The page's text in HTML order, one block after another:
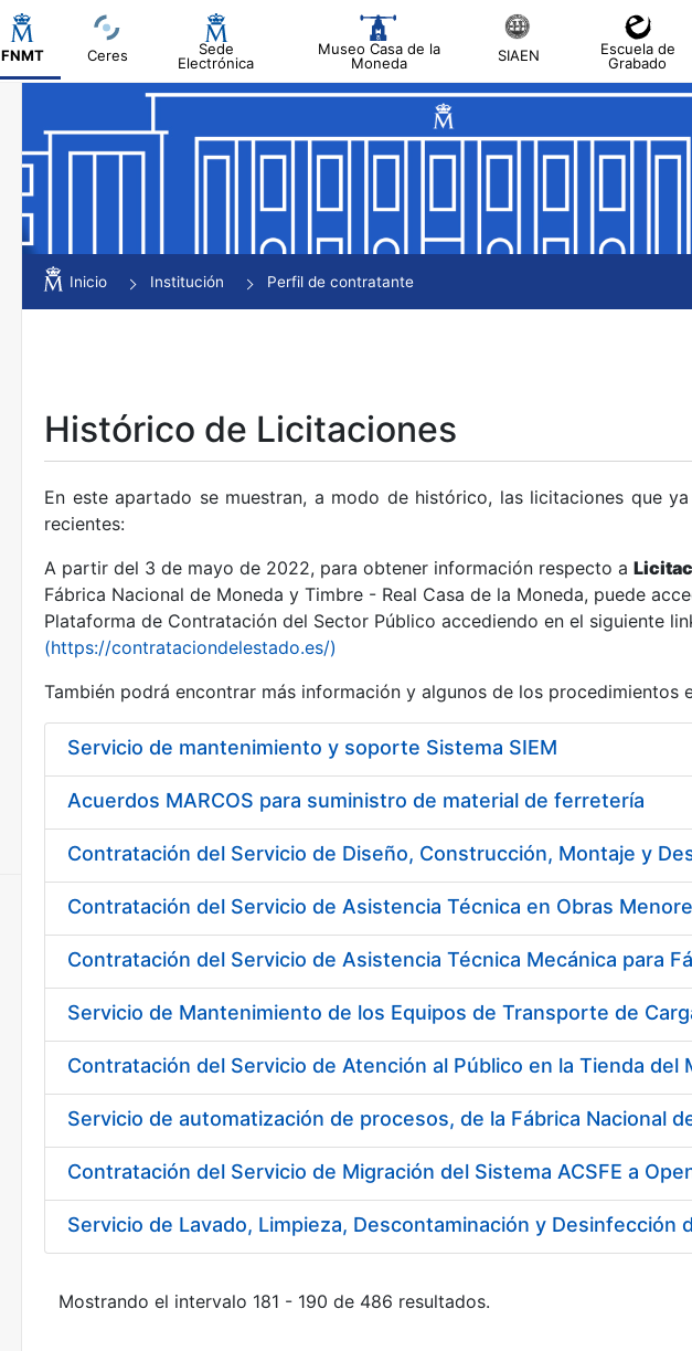
FNMT Ceres
Sede
Electrónica
Museo Casa de la
Moneda
SIAEN
Escuela de
Grabado
Mostrar/Ocultar
Mostrar/Ocultar
Mostrar/Ocultar
Mostrar/Ocultar
Mostrar/Ocultar
Mostrar/Ocultar
Inicio Institución Perfil de contratante
Histórico de Licitaciones
En este apartado se muestran, a modo de histórico, las licitaciones que
recientes:
A partir del 3 de mayo de 2022, para obtener información respecto a
Fábrica Nacional de Moneda y Timbre - Real Casa de la Moneda, puede
Plataforma de Contratación del Sector Público accediendo en el siguiente
(https://contrataciondelestado.es/)
También podrá encontrar más información y algunos de los procedimientos
Servicio de mantenimiento y soporte Sistema SIEM
Acuerdos MARCOS para suministro de material de ferretería
Contratación del Servicio de Asistencia Técnica en Obras
Contratación del Servicio de Asistencia Técnica Mecánica para
Servicio de Mantenimiento de los Equipos de Transporte de
Servicio de automatización de procesos, de la Fábrica Nacional
Contratación del Servicio de Migración del Sistema ACSFE a
Mostrando el intervalo 181 - 190 de 486 resultados.